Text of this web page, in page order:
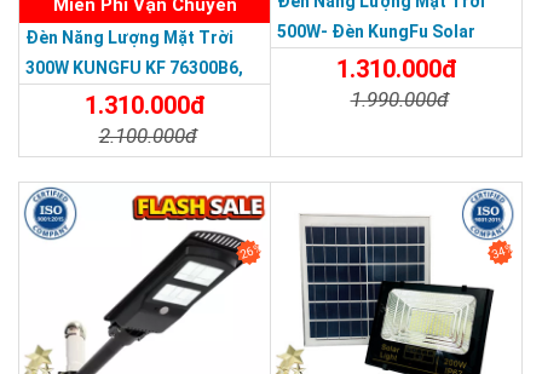
Miễn Phí Vận Chuyển
Đèn Năng Lượng Mặt Trời
300W KUNGFU KF 76300B6,
IP68, Bảng Giá 2026
1.310.000đ
2.100.000đ
500W- Đèn KungFu Solar
Năng Lượng Mặt Trời 500W,IP
67 Loại Lớn
1.310.000đ
1.990.000đ
26% 34%